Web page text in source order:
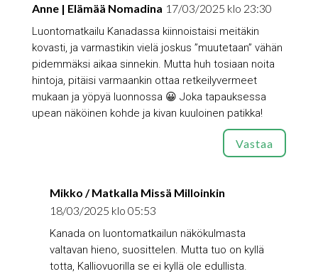
Anne | Elämää Nomadina 17/03/2025 klo 23:30
Luontomatkailu Kanadassa kiinnoistaisi meitäkin
kovasti, ja varmastikin vielä joskus ”muutetaan” vähän
pidemmäksi aikaa sinnekin. Mutta huh tosiaan noita
hintoja, pitäisi varmaankin ottaa retkeilyvermeet
mukaan ja yöpyä luonnossa 😀 Joka tapauksessa
upean näköinen kohde ja kivan kuuloinen patikka!
Vastaa
Mikko / Matkalla Missä Milloinkin
18/03/2025 klo 05:53
Kanada on luontomatkailun näkökulmasta
valtavan hieno, suosittelen. Mutta tuo on kyllä
totta, Kalliovuorilla se ei kyllä ole edullista.